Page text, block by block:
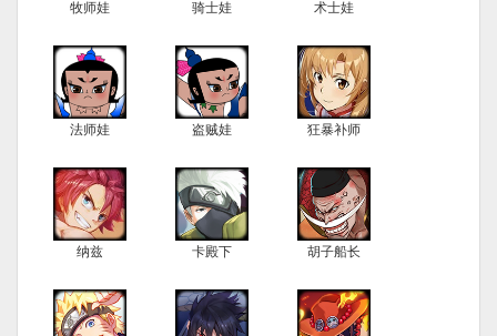
牧师娃 骑士娃 术士娃
法师娃 盗贼娃 狂暴补师
纳兹 卡殿下 胡子船长